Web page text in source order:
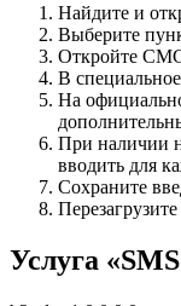
Найдите и
Выберите
Откройте
В
На
При наличии
вводить для
Сохраните
Услуга